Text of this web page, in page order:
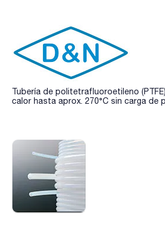
Tubería de politetrafluoroetileno
calor hasta aprox. 270°C sin carga de